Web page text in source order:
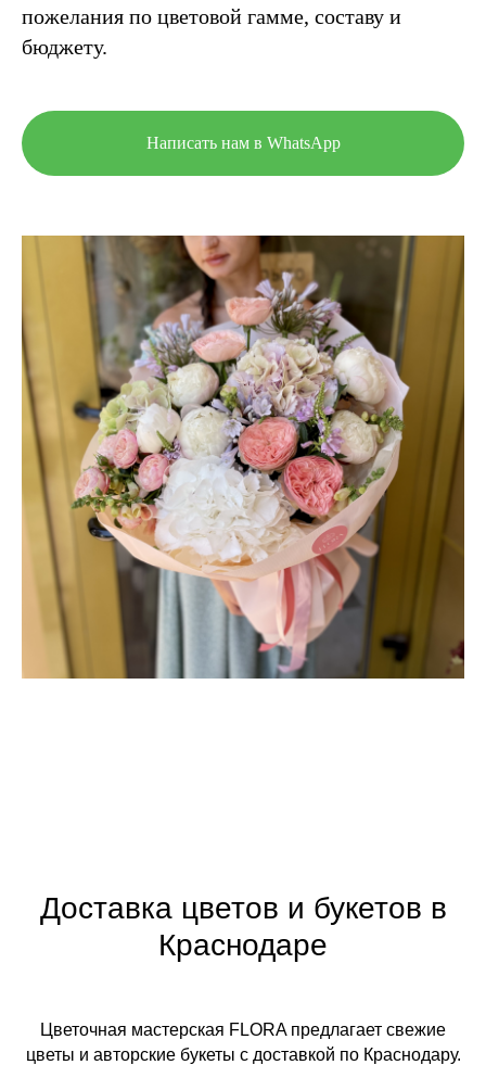
пожелания по цветовой гамме, составу и
бюджету.
Написать нам в WhatsApp
Доставка цветов и букетов в
Краснодаре
Цветочная мастерская FLORA предлагает свежие
цветы и авторские букеты с доставкой по Краснодару.